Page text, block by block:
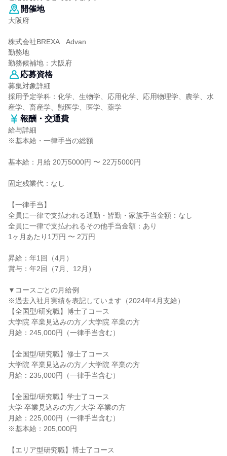
開催地
大阪府
株式会社BREXA Advan
勤務地
勤務候補地：大阪府
応募資格
募集対象詳細
採用予定学科：化学、生物学、応用化学、応用物理学、農学、水
産学、畜産学、獣医学、医学、薬学
報酬・交通費
給与詳細
※基本給・一律手当の総額
基本給：月給 20万5000円 〜 22万5000円
固定残業代：なし
【一律手当】
全員に一律で支払われる通勤・皆勤・家族手当金額：なし
全員に一律で支払われるその他手当金額：あり
1ヶ月あたり1万円 〜 2万円
昇給：年1回（4月）
賞与：年2回（7月、12月）
▼コースごとの月給例
※過去入社月実績を表記しています（2024年4月支給）
【全国型/研究職】博士了コース
大学院 卒業見込みの方／大学院 卒業の方
月給：245,000円（一律手当含む）
【全国型/研究職】修士了コース
大学院 卒業見込みの方／大学院 卒業の方
月給：235,000円（一律手当含む）
【全国型/研究職】学士了コース
大学 卒業見込みの方／大学 卒業の方
月給：225,000円（一律手当含む）
※基本給：205,000円
【エリア型研究職】博士了コース